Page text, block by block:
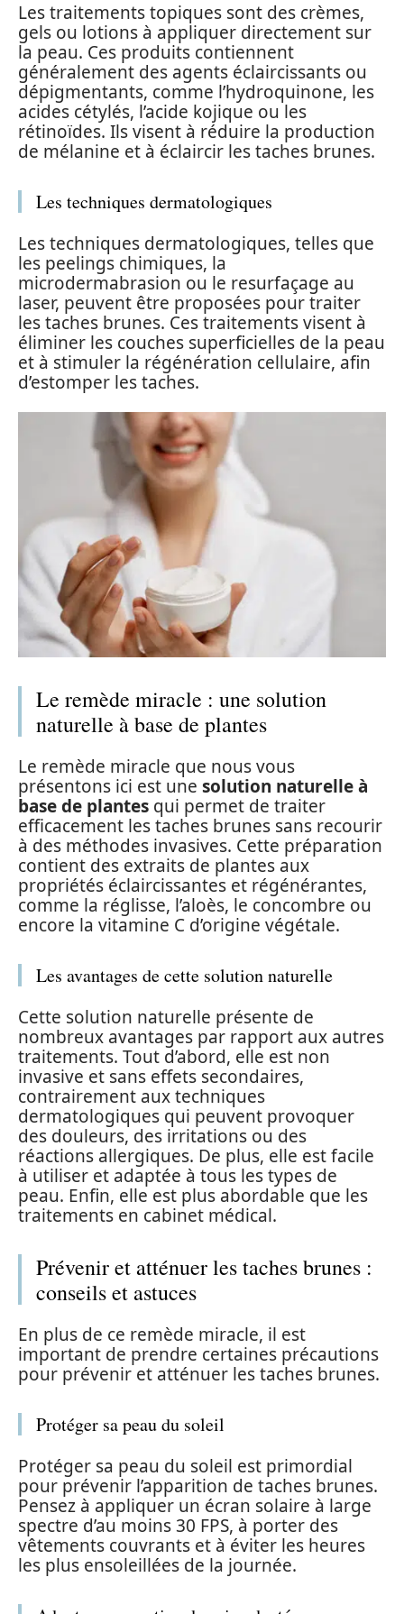
Les traitements topiques sont des crèmes,
gels ou lotions à appliquer directement sur
la peau. Ces produits contiennent
généralement des agents éclaircissants ou
dépigmentants, comme l’hydroquinone, les
acides cétylés, l’acide kojique ou les
rétinoïdes. Ils visent à réduire la production
de mélanine et à éclaircir les taches brunes.
Les techniques dermatologiques
Les techniques dermatologiques, telles que
les peelings chimiques, la
microdermabrasion ou le resurfaçage au
laser, peuvent être proposées pour traiter
les taches brunes. Ces traitements visent à
éliminer les couches superficielles de la peau
et à stimuler la régénération cellulaire, afin
d’estomper les taches.
Le remède miracle : une solution
naturelle à base de plantes
Le remède miracle que nous vous
présentons ici est une solution naturelle à
base de plantes qui permet de traiter
efficacement les taches brunes sans recourir
à des méthodes invasives. Cette préparation
contient des extraits de plantes aux
propriétés éclaircissantes et régénérantes,
comme la réglisse, l’aloès, le concombre ou
encore la vitamine C d’origine végétale.
Les avantages de cette solution naturelle
Cette solution naturelle présente de
nombreux avantages par rapport aux autres
traitements. Tout d’abord, elle est non
invasive et sans effets secondaires,
contrairement aux techniques
dermatologiques qui peuvent provoquer
des douleurs, des irritations ou des
réactions allergiques. De plus, elle est facile
à utiliser et adaptée à tous les types de
peau. Enfin, elle est plus abordable que les
traitements en cabinet médical.
Prévenir et atténuer les taches brunes :
conseils et astuces
En plus de ce remède miracle, il est
important de prendre certaines précautions
pour prévenir et atténuer les taches brunes.
Protéger sa peau du soleil
Protéger sa peau du soleil est primordial
pour prévenir l’apparition de taches brunes.
Pensez à appliquer un écran solaire à large
spectre d’au moins 30 FPS, à porter des
vêtements couvrants et à éviter les heures
les plus ensoleillées de la journée.